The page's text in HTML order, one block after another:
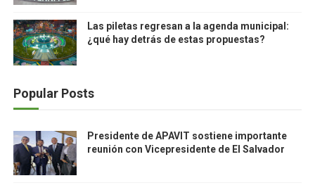
Las piletas regresan a la agenda municipal:
¿qué hay detrás de estas propuestas?
Popular Posts
Presidente de APAVIT sostiene importante
reunión con Vicepresidente de El Salvador